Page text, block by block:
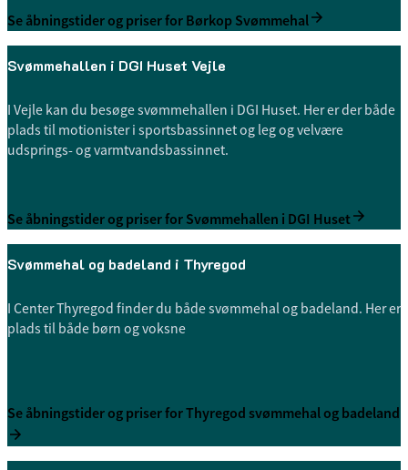
Se åbningstider og priser for Børkop Svømmehal
Svømmehallen i DGI Huset Vejle
I Vejle kan du besøge svømmehallen i DGI Huset. Her er der både
plads til motionister i sportsbassinnet og leg og velvære
udsprings- og varmtvandsbassinnet.
Se åbningstider og priser for Svømmehallen i DGI Huset
Svømmehal og badeland i Thyregod
I Center Thyregod finder du både svømmehal og badeland. Her er
plads til både børn og voksne
Se åbningstider og priser for Thyregod svømmehal og badeland